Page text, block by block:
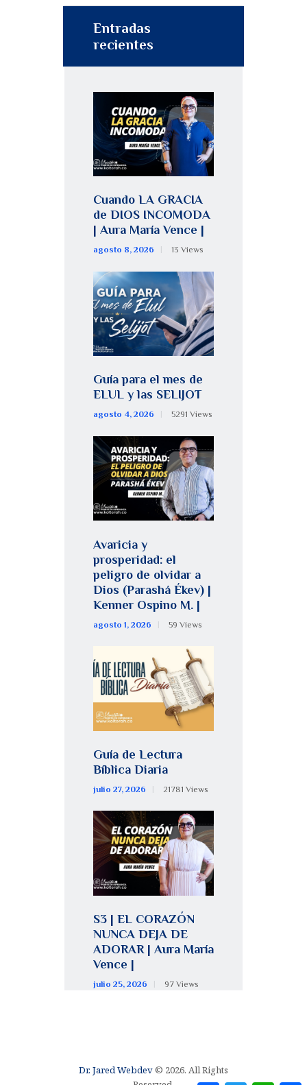
Entradas
recientes
Cuando LA GRACIA
de DIOS INCOMODA
| Aura María Vence |
agosto 8, 2026 13 Views
Guía para el mes de
ELUL y las SELIJOT
agosto 4, 2026 5291 Views
Avaricia y
prosperidad: el
peligro de olvidar a
Dios (Parashá Ékev) |
Kenner Ospino M. |
agosto 1, 2026 59 Views
Guía de Lectura
Bíblica Diaria
julio 27, 2026 21781 Views
S3 | EL CORAZÓN
NUNCA DEJA DE
ADORAR | Aura María
Vence |
julio 25, 2026 97 Views
Dr. Jared Webdev© 2026. All Rights